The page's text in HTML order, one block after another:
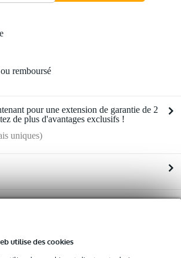
utilise des cookies
remboursé
pour une extension de garantie de 2
de plus d'avantages exclusifs !
uniques)
produits à la fois : min. 300 € et max.
gratuite
12 pouces sur batterie 823-832
Démarrer la vérification